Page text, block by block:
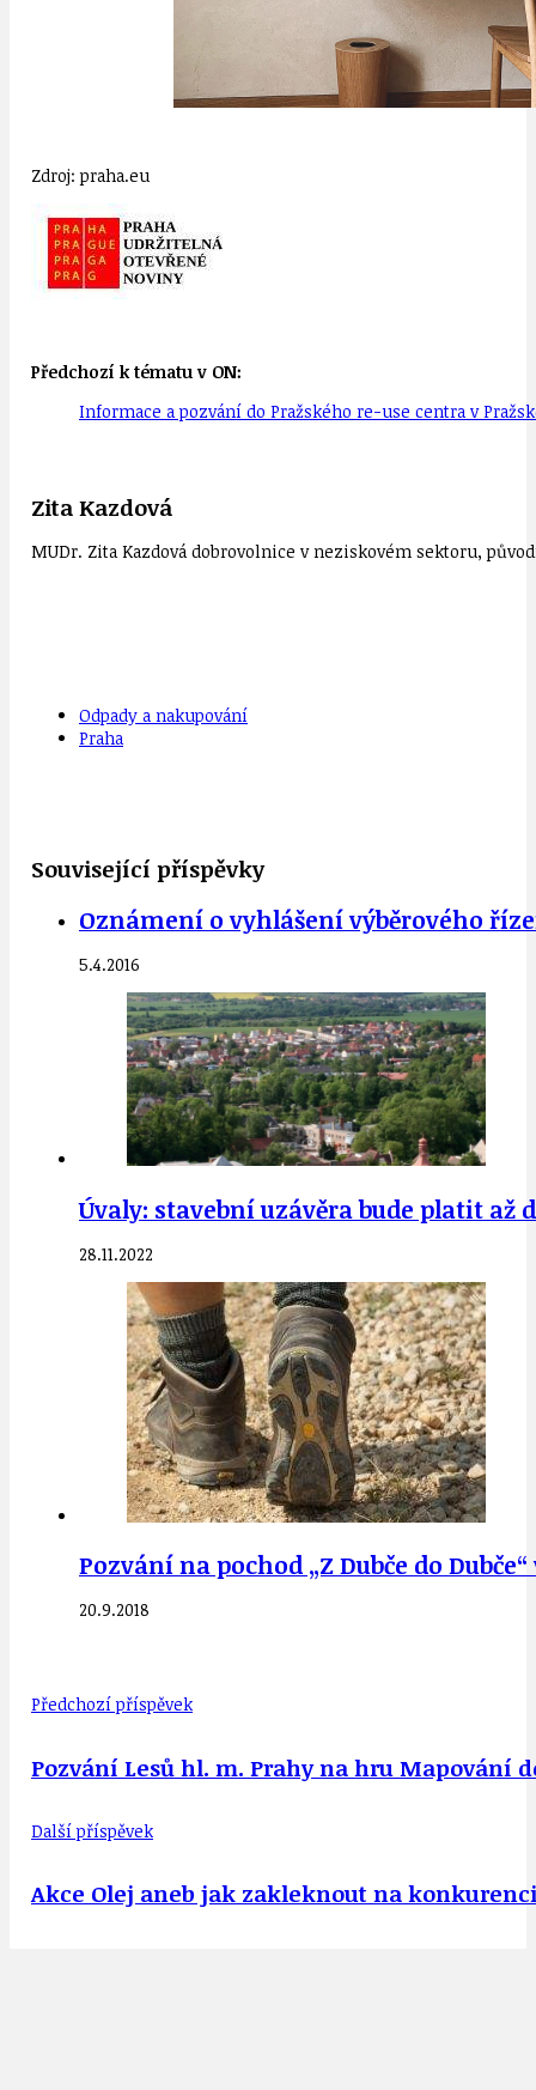
Zdroj: praha.eu
Předchozí k tématu v ON:
Informace a pozvání do Pražského re-use centra v
Zita Kazdová
MUDr. Zita Kazdová dobrovolnice v neziskovém sektoru,
Odpady a nakupování
Praha
Související příspěvky
Oznámení o vyhlášení výběrového
5.4.2016
Úvaly: stavební uzávěra bude platit
28.11.2022
Pozvání na pochod „Z Dubče do Dubče“
20.9.2018
Předchozí příspěvek
Pozvání Lesů hl. m. Prahy na hru Mapování
Další příspěvek
Akce Olej aneb jak zakleknout na